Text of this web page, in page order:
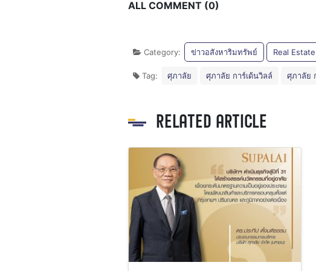
ALL COMMENT (0)
Category: ข่าวอสังหาริมทรัพย์ Real
Tag: ศุภาลัย ศุภาลัย การ์เด้นวิลล์ ศุภาลัย
RELATED ARTICLE